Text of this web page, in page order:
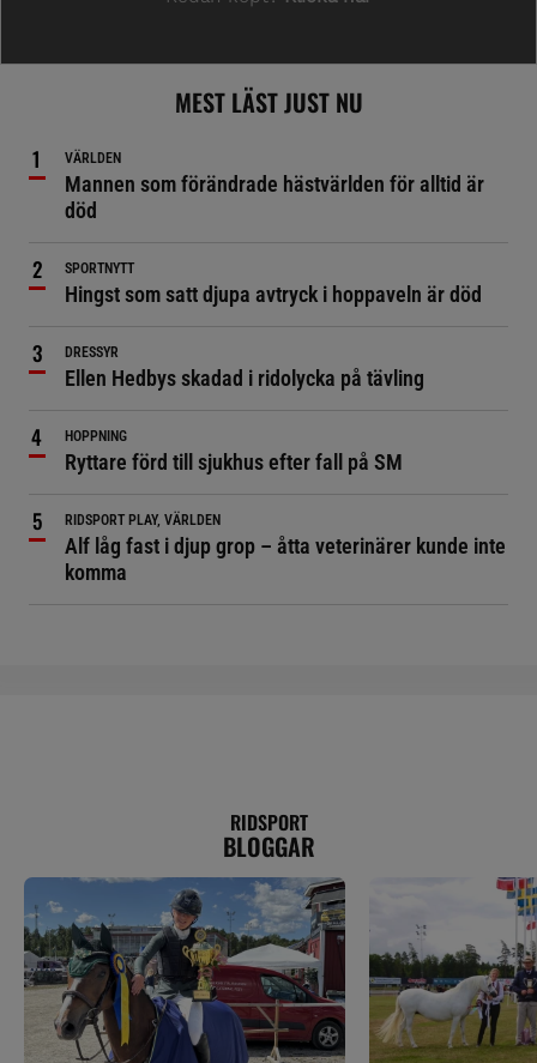
MEST LÄST JUST NU
VÄRLDEN
Mannen som förändrade hästvärlden för alltid är
död
SPORTNYTT
Hingst som satt djupa avtryck i hoppaveln är död
DRESSYR
Ellen Hedbys skadad i ridolycka på tävling
HOPPNING
Ryttare förd till sjukhus efter fall på SM
RIDSPORT PLAY, VÄRLDEN
Alf låg fast i djup grop – åtta veterinärer kunde inte
komma
RIDSPORT
BLOGGAR